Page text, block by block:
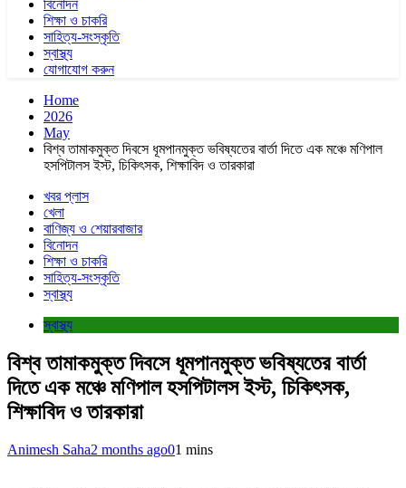
বিনোদন
শিক্ষা ও চাকরি
সাহিত্য-সংস্কৃতি
স্বাস্থ্য
যোগাযোগ করুন
Home
2026
May
বিশ্ব তামাকমুক্ত দিবসে ধূমপানমুক্ত ভবিষ্যতের বার্তা দিতে এক মঞ্চে মণিপাল
হসপিটালস ইস্ট, চিকিৎসক, শিক্ষাবিদ ও তারকারা
খবর প্লাস
খেলা
বাণিজ্য ও শেয়ারবাজার
বিনোদন
শিক্ষা ও চাকরি
সাহিত্য-সংস্কৃতি
স্বাস্থ্য
স্বাস্থ্য
বিশ্ব তামাকমুক্ত দিবসে ধূমপানমুক্ত ভবিষ্যতের বার্তা
দিতে এক মঞ্চে মণিপাল হসপিটালস ইস্ট, চিকিৎসক,
শিক্ষাবিদ ও তারকারা
Animesh Saha2 months ago01 mins